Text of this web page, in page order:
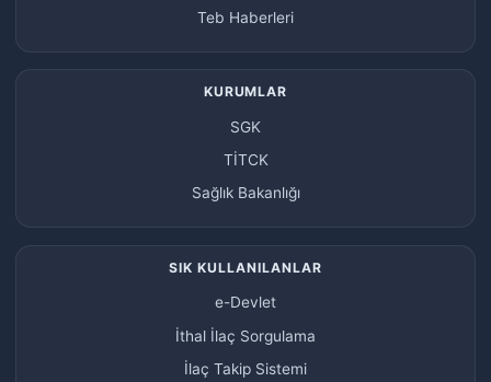
Teb Haberleri
KURUMLAR
SGK
TİTCK
Sağlık Bakanlığı
SIK KULLANILANLAR
e-Devlet
İthal İlaç Sorgulama
İlaç Takip Sistemi